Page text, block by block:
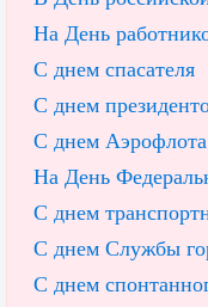
На День
С днем спасателя
С днем
С днем Аэрофлота
На День
С днем
С днем Службы
С днем